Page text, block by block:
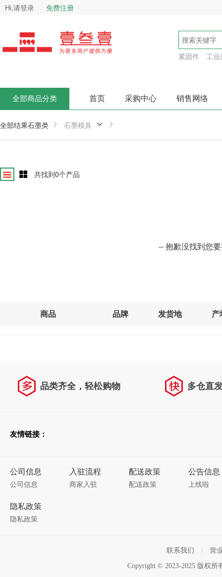
Hi,请登录 免费注册
紧固件 工业
全部商品分类 首页 采购中心 销售网络
全部结果石墨类 石墨模具
共找到0个产品
-- 抱歉没找到您
商品 品牌 发货地 产
品类齐全，轻松购物 多仓直
友情链接：
公司信息
公司信息
入驻流程
商家入驻
配送政策
配送政策
公告信息
上线啦
隐私政策
隐私政策
联系我们 营
Copyright © 2023-2025 版权所